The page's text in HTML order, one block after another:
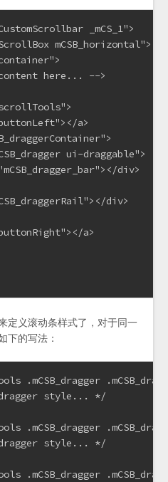
_mCS_1">
mCSB_horizontal">
here... -->
a>
ui-draggable">
div>
div>
a>
定义滚动条样式了，对于同一
下的写法：
.mCSB_dragger
style... */
.mCSB_dragger
style... */
.mCSB_dragger